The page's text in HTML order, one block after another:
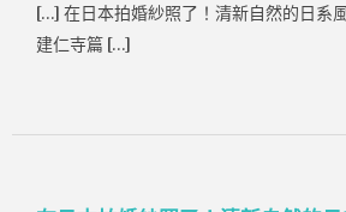
[…] 在日本拍婚紗照了！清新自然的日系
建仁寺篇 […]